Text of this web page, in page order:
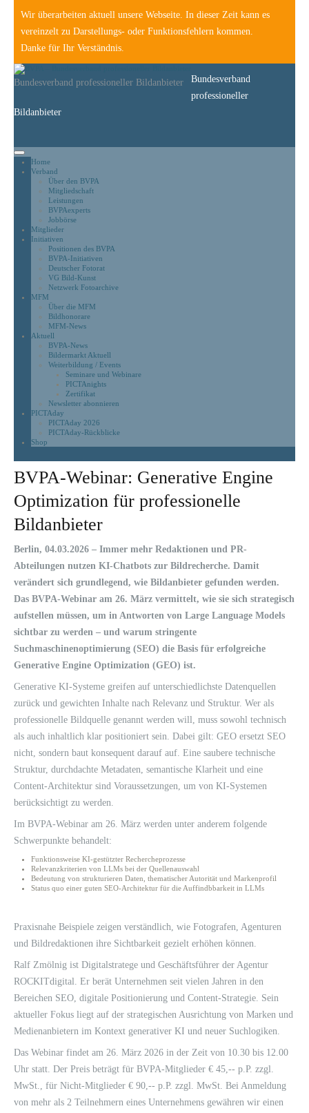
Wir überarbeiten aktuell unsere Webseite. In dieser Zeit kann es
vereinzelt zu Darstellungs- oder Funktionsfehlern kommen.
Danke für Ihr Verständnis.
Bundesverband professioneller Bildanbieter
Bundesverband
professioneller
Bildanbieter
Home
Verband
Über den BVPA
Mitgliedschaft
Leistungen
BVPAexperts
Jobbörse
Mitglieder
Initiativen
Positionen des BVPA
BVPA-Initiativen
Deutscher Fotorat
VG Bild-Kunst
Netzwerk Fotoarchive
MFM
Über die MFM
Bildhonorare
MFM-News
Aktuell
BVPA-News
Bildermarkt Aktuell
Weiterbildung / Events
Seminare und Webinare
PICTAnights
Zertifikat
Newsletter abonnieren
PICTAday
PICTAday 2026
PICTAday-Rückblicke
Shop
BVPA-Webinar: Generative Engine
Optimization für professionelle
Bildanbieter
Berlin, 04.03.2026 – Immer mehr Redaktionen und PR-
Abteilungen nutzen KI-Chatbots zur Bildrecherche. Damit
verändert sich grundlegend, wie Bildanbieter gefunden werden.
Das BVPA-Webinar am 26. März vermittelt, wie sie sich strategisch
aufstellen müssen, um in Antworten von Large Language Models
sichtbar zu werden – und warum stringente
Suchmaschinenoptimierung (SEO) die Basis für erfolgreiche
Generative Engine Optimization (GEO) ist.
Generative KI-Systeme greifen auf unterschiedlichste Datenquellen
zurück und gewichten Inhalte nach Relevanz und Struktur. Wer als
professionelle Bildquelle genannt werden will, muss sowohl technisch
als auch inhaltlich klar positioniert sein. Dabei gilt: GEO ersetzt SEO
nicht, sondern baut konsequent darauf auf. Eine saubere technische
Struktur, durchdachte Metadaten, semantische Klarheit und eine
Content-Architektur sind Voraussetzungen, um von KI-Systemen
berücksichtigt zu werden.
Im BVPA-Webinar am 26. März werden unter anderem folgende
Schwerpunkte behandelt:
Funktionsweise KI-gestützter Rechercheprozesse
Relevanzkriterien von LLMs bei der Quellenauswahl
Bedeutung von strukturieren Daten, thematischer Autorität und Markenprofil
Status quo einer guten SEO-Architektur für die Auffindbbarkeit in LLMs
Praxisnahe Beispiele zeigen verständlich, wie Fotografen, Agenturen
und Bildredaktionen ihre Sichtbarkeit gezielt erhöhen können.
Ralf Zmölnig ist Digitalstratege und Geschäftsführer der Agentur
ROCKITdigital. Er berät Unternehmen seit vielen Jahren in den
Bereichen SEO, digitale Positionierung und Content-Strategie. Sein
aktueller Fokus liegt auf der strategischen Ausrichtung von Marken und
Medienanbietern im Kontext generativer KI und neuer Suchlogiken.
Das Webinar findet am 26. März 2026 in der Zeit von 10.30 bis 12.00
Uhr statt. Der Preis beträgt für BVPA-Mitglieder € 45,-- p.P. zzgl.
MwSt., für Nicht-Mitglieder € 90,-- p.P. zzgl. MwSt. Bei Anmeldung
von mehr als 2 Teilnehmern eines Unternehmens gewähren wir einen